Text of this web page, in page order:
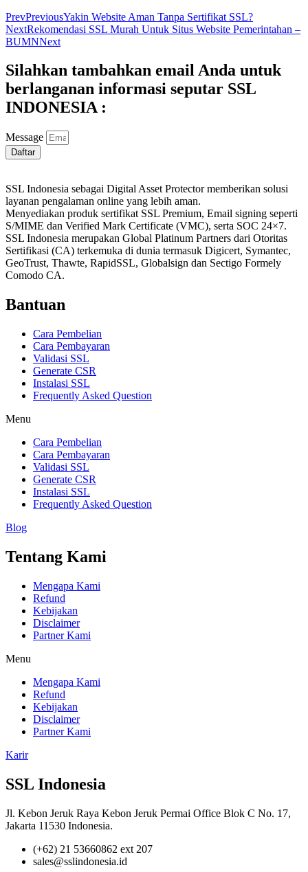
PrevPreviousYakin Website Aman Tanpa Sertifikat SSL?
NextRekomendasi SSL Murah Untuk Situs Website Pemerintahan –
BUMNNext
Silahkan tambahkan email Anda untuk
berlanganan informasi seputar SSL
INDONESIA :
Message
Daftar
SSL Indonesia sebagai Digital Asset Protector memberikan solusi
layanan pengalaman online yang lebih aman.
Menyediakan produk sertifikat SSL Premium, Email signing seperti
S/MIME dan Verified Mark Certificate (VMC), serta SOC 24×7.
SSL Indonesia merupakan Global Platinum Partners dari Otoritas
Sertifikasi (CA) terkemuka di dunia termasuk Digicert, Symantec,
GeoTrust, Thawte, RapidSSL, Globalsign dan Sectigo Formely
Comodo CA.
Bantuan
Cara Pembelian
Cara Pembayaran
Validasi SSL
Generate CSR
Instalasi SSL
Frequently Asked Question
Menu
Cara Pembelian
Cara Pembayaran
Validasi SSL
Generate CSR
Instalasi SSL
Frequently Asked Question
Blog
Tentang Kami
Mengapa Kami
Refund
Kebijakan
Disclaimer
Partner Kami
Menu
Mengapa Kami
Refund
Kebijakan
Disclaimer
Partner Kami
Karir
SSL Indonesia
Jl. Kebon Jeruk Raya Kebon Jeruk Permai Office Blok C No. 17,
Jakarta 11530 Indonesia.
(+62) 21 53660862 ext 207
sales@sslindonesia.id